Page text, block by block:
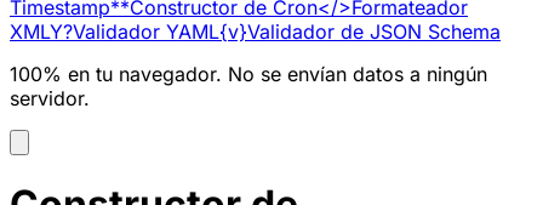
Timestamp**Constructor de Cron</>Formateador
XMLY?Validador YAML{v}Validador de JSON Schema
100% en tu navegador. No se envían datos a ningún
servidor.